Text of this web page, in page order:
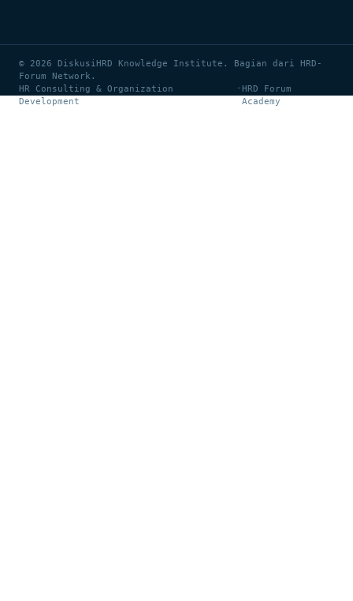
© 2026 DiskusiHRD Knowledge Institute. Bagian dari HRD-
Forum Network.
HR Consulting & Organization
Development
•HRD Forum
Academy